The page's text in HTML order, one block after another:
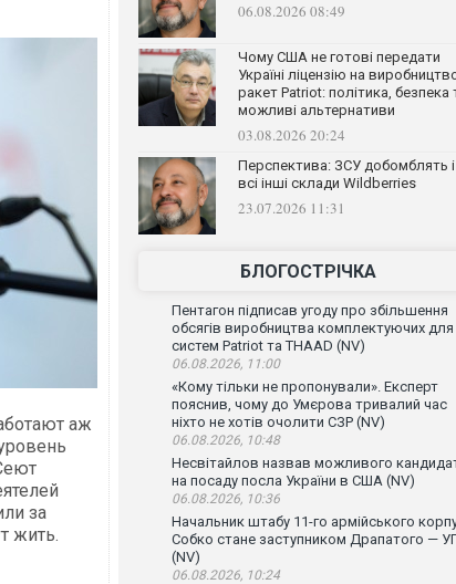
аж
за
жить.
06.08.2026 08:49
Чому США не готові передати
Україні ліцензію на
ракет Patriot: політика, безпека
можливі альтернативи
03.08.2026 20:24
Перспектива: ЗСУ добомблять і
всі інші склади Wildberries
23.07.2026 11:31
БЛОГОСТРІЧКА
Пентагон підписав угоду про збільшення
обсягів виробництва комплектуючих для
систем Patriot та THAAD (NV)
06.08.2026, 11:00
«Кому тільки не пропонували». Експерт
пояснив, чому до Умєрова тривалий час
ніхто не хотів очолити СЗР (NV)
06.08.2026, 10:48
Несвітайлов назвав можливого
на посаду посла України в США (NV)
06.08.2026, 10:36
Начальник штабу 11-го армійського
Собко стане заступником Драпатого —
(NV)
06.08.2026, 10:24